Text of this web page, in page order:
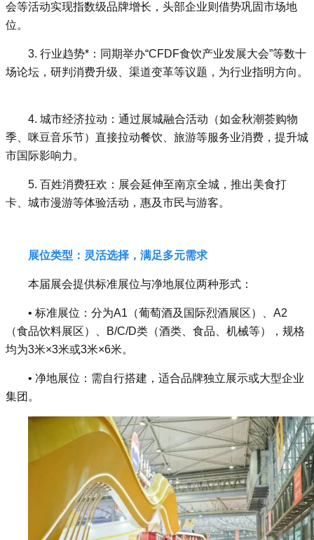
会等活动实现指数级品牌增长，头部企业则借势巩固市场地
位。
3. 行业趋势*：同期举办“CFDF食饮产业发展大会”等数十
场论坛，研判消费升级、渠道变革等议题，为行业指明方向。
4. 城市经济拉动：通过展城融合活动（如金秋潮荟购物
季、咪豆音乐节）直接拉动餐饮、旅游等服务业消费，提升城
市国际影响力。
5. 百姓消费狂欢：展会延伸至南京全城，推出美食打
卡、城市漫游等体验活动，惠及市民与游客。
展位类型：灵活选择，满足多元需求
本届展会提供标准展位与净地展位两种形式：
• 标准展位：分为A1（葡萄酒及国际烈酒展区）、A2
（食品饮料展区）、B/C/D类（酒类、食品、机械等），规格
均为3米×3米或3米×6米。
• 净地展位：需自行搭建，适合品牌独立展示或大型企业
集团。